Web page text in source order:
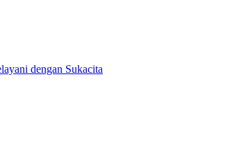
dengan Sukacita